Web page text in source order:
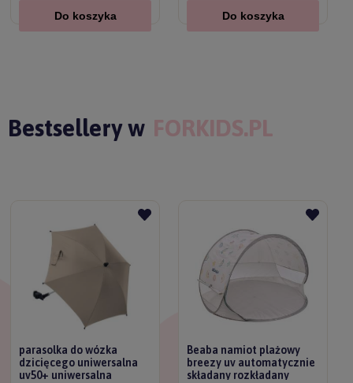
Do koszyka Do koszyka
Bestsellery w FORKIDS.PL
parasolka do wózka
dzicięcego uniwersalna
uv50+ uniwersalna
Beaba namiot plażowy
breezy uv automatycznie
składany rozkładany